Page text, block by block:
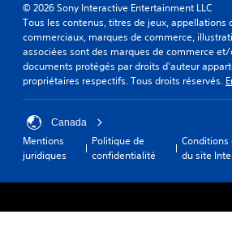
© 2026 Sony Interactive Entertainment LLC
Tous les contenus, titres de jeux, appellations
commerciaux, marques de commerce,
associées sont des marques de commerce et/
documents protégés par droits d'auteur
propriétaires respectifs. Tous droits réservés.
Canada
Mentions
juridiques
Politique de
confidentialité
du site